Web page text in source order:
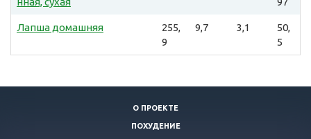
Лапша домашняя
255,
9
9,7 3,1
50,
5
О ПРОЕКТЕ
ПОХУДЕНИЕ